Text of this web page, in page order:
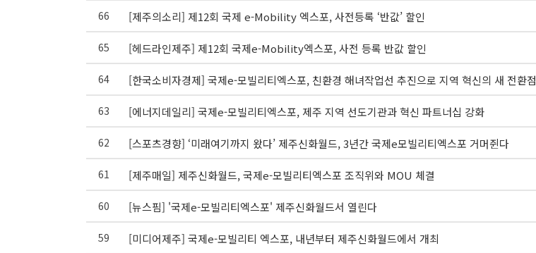
66 [제주의소리] 제12회 국제 e-Mobility 엑스포, 사전등록 ‘반값’ 할인
65 [헤드라인제주] 제12회 국제e-Mobility엑스포, 사전 등록 반값 할인
64 [한국소비자경제] 국제e-모빌리티엑스포, 친환경 해녀작업선 추진으로 지역 혁신의 새 전환점
63 [에너지데일리] 국제e-모빌리티엑스포, 제주 지역 선도기관과 혁신 파트너십 강화
62 [스포츠경향] ‘미래여기까지 왔다’ 제주신화월드, 3년간 국제e모빌리티엑스포 거머쥔다
61 [제주매일] 제주신화월드, 국제e-모빌리티엑스포 조직위와 MOU 체결
60 [뉴스핌] '국제e-모빌리티엑스포' 제주신화월드서 열린다
59 [미디어제주] 국제e-모빌리티 엑스포, 내년부터 제주신화월드에서 개최